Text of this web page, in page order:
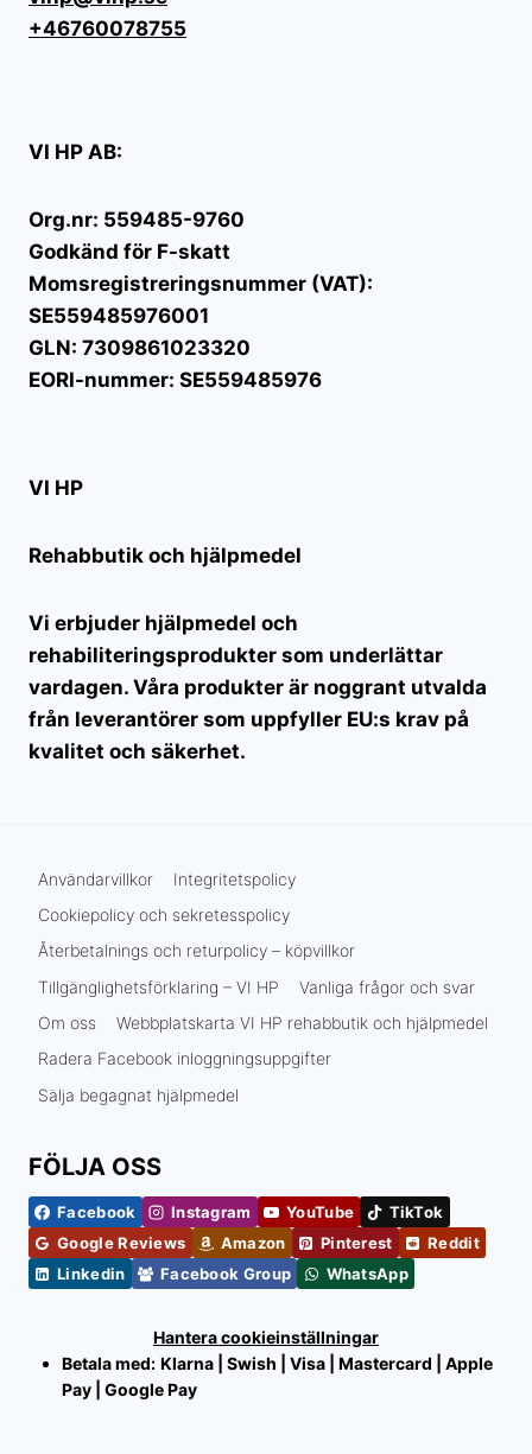
+46760078755
VI HP AB:
Org.nr: 559485-9760
Godkänd för F-skatt
Momsregistreringsnummer (VAT):
SE559485976001
GLN: 7309861023320
EORI-nummer: SE559485976
VI HP
Rehabbutik och hjälpmedel
Vi erbjuder hjälpmedel och
rehabiliteringsprodukter som underlättar
vardagen. Våra produkter är noggrant utvalda
från leverantörer som uppfyller EU:s krav på
kvalitet och säkerhet.
Användarvillkor
Integritetspolicy
Cookiepolicy och sekretesspolicy
Återbetalnings och returpolicy – köpvillkor
Tillgänglighetsförklaring – VI HP
Vanliga frågor och svar
Om oss
Webbplatskarta VI HP rehabbutik och hjälpmedel
Radera Facebook inloggningsuppgifter
Sälja begagnat hjälpmedel
FÖLJA OSS
Facebook Instagram YouTube
TikTok
Google Reviews
Amazon Pinterest
Reddit
Linkedin
Facebook Group WhatsApp
Hantera cookieinställningar
Betala med: Klarna | Swish | Visa | Mastercard | Apple
Pay | Google Pay